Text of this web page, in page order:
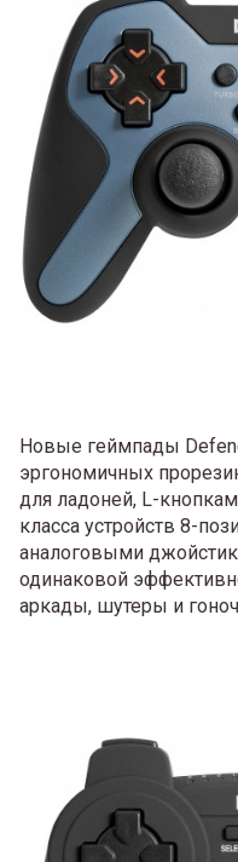
Новые геймпады
эргономичных
для ладоней, L-
класса устройств 8-
аналоговыми
одинаковой
аркады, шутеры и